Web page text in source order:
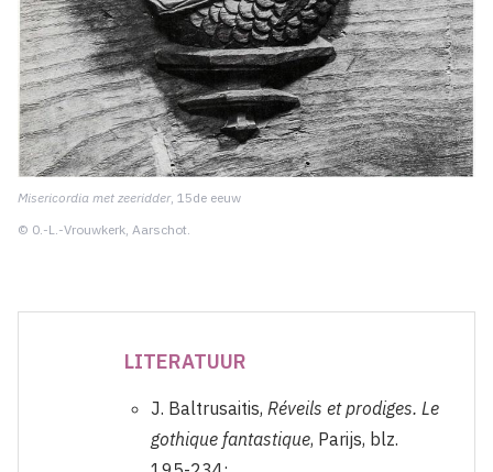
Misericordia met zeeridder, 15de eeuw
© 0.-L.-Vrouwkerk, Aarschot.
LITERATUUR
J. Baltrusaitis, Réveils et prodiges. Le
gothique fantastique, Parijs, blz.